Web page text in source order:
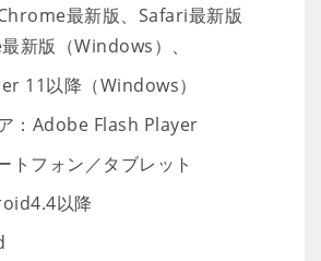
最新版、Safari最新版
新版（Windows）、
11以降（Windows）
：Adobe Flash Player
トフォン／タブレット
以降